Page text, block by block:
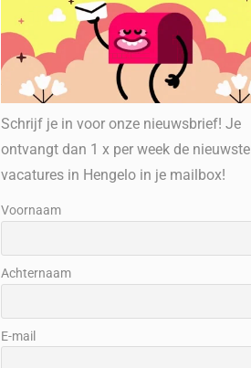
Schrijf je in voor onze nieuwsbrief! Je
ontvangt dan 1 x per week de nieuwste
vacatures in Hengelo in je mailbox!
Voornaam
Achternaam
E-mail